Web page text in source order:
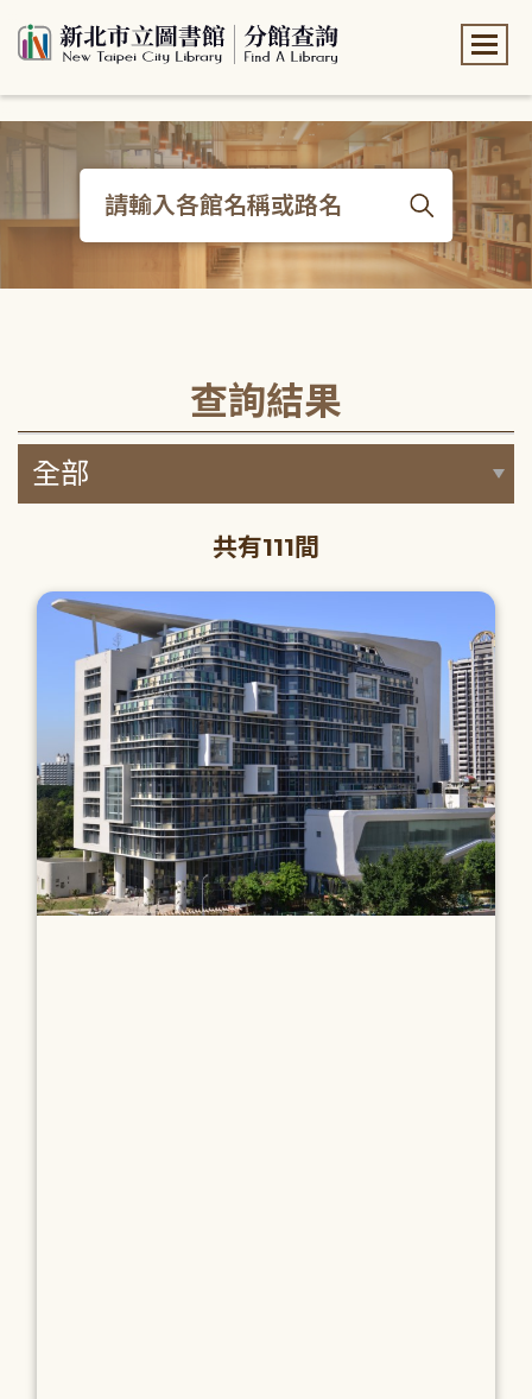
查詢結果
共有111間